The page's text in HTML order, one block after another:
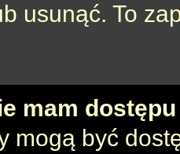
usunąć. To
mam dostępu
mogą być